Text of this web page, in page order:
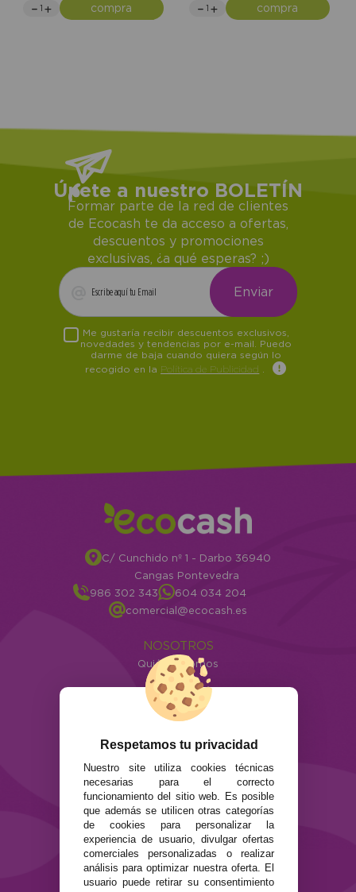
compra compra
Únete a nuestro BOLETÍN
Formar parte de la red de clientes
de Ecocash te da acceso a ofertas,
descuentos y promociones
exclusivas, ¿a qué esperas? ;)
Me gustaría recibir descuentos exclusivos,
novedades y tendencias por e-mail. Puedo
darme de baja cuando quiera según lo
recogido en la Política de Publicidad
C/ Cunchido nº 1 - Darbo 36940
Cangas Pontevedra
986 302 343
604 034 204
comercial@ecocash.es
NOSOTROS
Quiénes somos
Info
ATENCIÓN AL CLIENTE
Formas de pago
Preguntas Frecuentes
Contacto
SEGURIDAD Y PRIVACIDAD
Términos y condiciones de uso
Política de privacidad
Política de cookies
Respetamos tu privacidad
Nuestro site utiliza cookies técnicas
necesarias para el correcto
funcionamiento del sitio web. Es posible
que además se utilicen otras categorías
de cookies para personalizar la
experiencia de usuario, divulgar ofertas
comerciales personalizadas o realizar
análisis para optimizar nuestra oferta. El
usuario puede retirar su consentimiento